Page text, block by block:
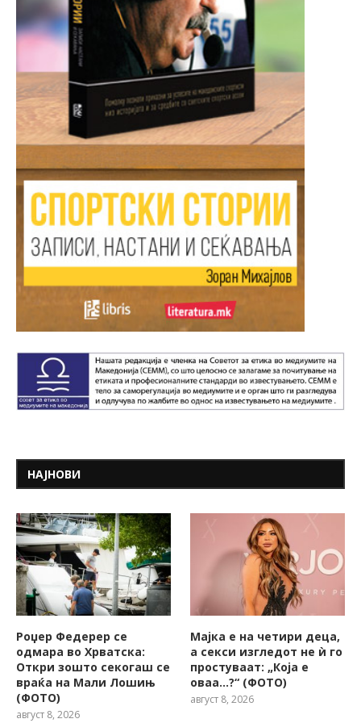
НАЈНОВИ
Роџер Федерер се
одмара во Хрватска:
Откри зошто секогаш се
враќа на Мали Лошињ
(ФОТО)
август 8, 2026
Мајка е на четири деца,
а секси изгледот не ѝ го
простуваат: „Која е
оваа…?“ (ФОТО)
август 8, 2026